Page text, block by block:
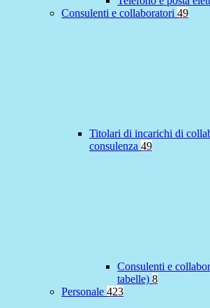
Consulenti e collaboratori 49
Titolari di incarichi di
consulenza 49
Consulenti e
tabelle) 8
Personale 423